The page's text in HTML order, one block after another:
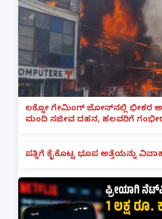
ಲಕ್ನೋ ಗೇಮಿಂಗ್ ಜೋನ್‌ನಲ್ಲಿ ಭೀಕರ
ಮಂದಿ ಸಜೀವ ದಹನ, ಹಲವರಿಗೆ
ಪತ್ನಿಗೆ ಕೈಕೊಟ್ಟ ಭೂಪ ಅತ್ತೆಯನ್ನು